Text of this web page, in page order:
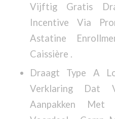
Vijftig Gratis
Incentive Via
Astatine
Caissière .
Draagt Type A
Verklaring Dat
Aanpakken Met